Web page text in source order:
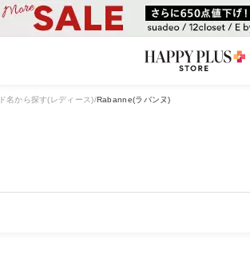
名から探す(レディース) Rabanne(ラバンヌ)